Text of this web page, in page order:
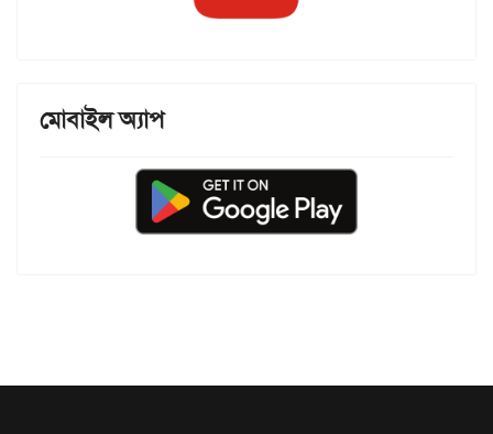
মোবাইল অ্যাপ